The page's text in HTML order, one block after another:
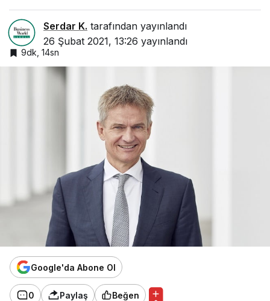
Serdar K. tarafından yayınlandı
26 Şubat 2021, 13:26 yayınlandı
9dk, 14sn
Google'da Abone Ol
0 Paylaş Beğen